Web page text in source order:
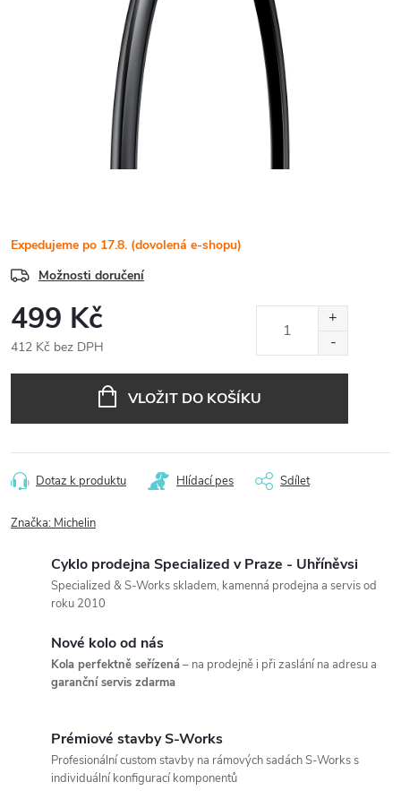
Expedujeme po 17.8. (dovolená e-shopu)
Možnosti doručení
499 Kč
412 Kč bez DPH
VLOŽIT DO KOŠÍKU
Dotaz k produktu Hlídací pes Sdílet
Značka: Michelin
Cyklo prodejna Specialized v Praze - Uhříněvsi
Specialized & S-Works skladem, kamenná prodejna a servis od
roku 2010
Nové kolo od nás
Kola perfektně seřízená– na prodejně i při zaslání na adresu a
garanční servis zdarma
Prémiové stavby S-Works
Profesionální custom stavby na rámových sadách S-Works s
individuální konfigurací komponentů